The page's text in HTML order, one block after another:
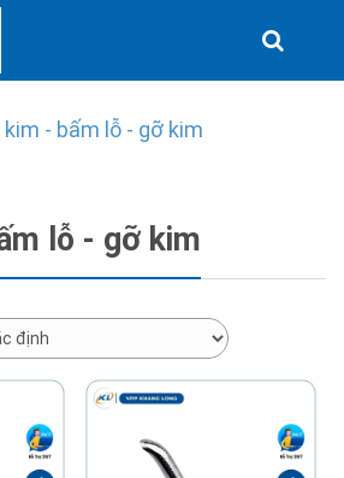
kim - bấm lỗ - gỡ kim
lỗ - gỡ kim